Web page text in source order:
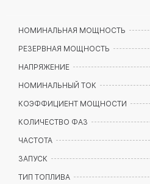
НОМИНАЛЬНАЯ МОЩНОСТЬ
РЕЗЕРВНАЯ МОЩНОСТЬ
НАПРЯЖЕНИЕ
НОМИНАЛЬНЫЙ ТОК
КОЭФФИЦИЕНТ МОЩНОСТИ
КОЛИЧЕСТВО ФАЗ
ЧАСТОТА
ЗАПУСК
ТИП ТОПЛИВА